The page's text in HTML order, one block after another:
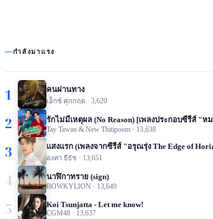
กำลังมาแรง
1 คนผ่านทาง
เอ็กซ์ ศุภกฤต · 3,620
2 รักไม่มีเหตุผล (No Reason) [เพลงประกอบซีรีส์ "ห
Tay Tawan & New Thitipoom · 13,638
3 แสงแรก (เพลงจากซีรีส์ "อรุณรุ่ง The Edge of
องศา ธีธัช · 13,651
4 นาฬิกาทราย (sign)
BOWKYLION · 13,649
5 Koi Tsunjatta - Let me know!
CGM48 · 13,637